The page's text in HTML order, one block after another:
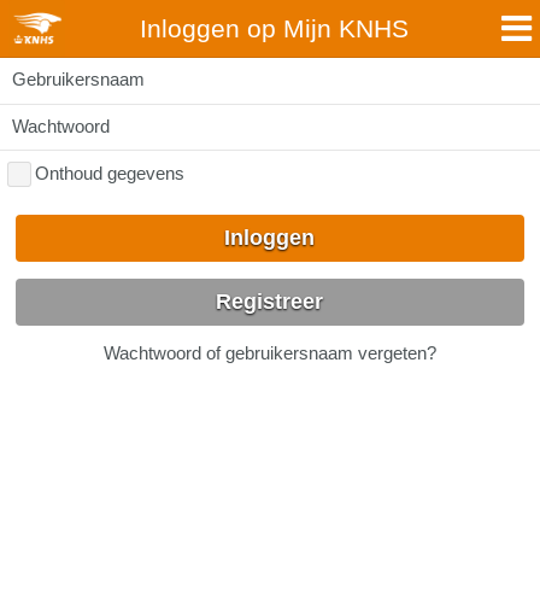
Inloggen op Mijn KNHS
Gebruikersnaam
Wachtwoord
Onthoud gegevens
Inloggen
Registreer
Wachtwoord of gebruikersnaam vergeten?